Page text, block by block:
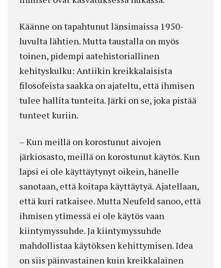
Käänne on tapahtunut länsimaissa 1950-
luvulta lähtien. Mutta taustalla on myös
toinen, pidempi aatehistoriallinen
kehityskulku: Antiikin kreikkalaisista
filosofeista saakka on ajateltu, että ihmisen
tulee hallita tunteita. Järki on se, joka pistää
tunteet kuriin.
– Kun meillä on korostunut aivojen
järkiosasto, meillä on korostunut käytös. Kun
lapsi ei ole käyttäytynyt oikein, hänelle
sanotaan, että koitapa käyttäytyä. Ajatellaan,
että kuri ratkaisee. Mutta Neufeld sanoo, että
ihmisen ytimessä ei ole käytös vaan
kiintymyssuhde. Ja kiintymyssuhde
mahdollistaa käytöksen kehittymisen. Idea
on siis päinvastainen kuin kreikkalainen